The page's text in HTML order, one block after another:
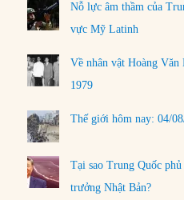
Nỗ lực âm thầm của
vực Mỹ Latinh
Về nhân vật Hoàng Văn
1979
Thế giới hôm nay: 04/
Tại sao Trung Quốc
trưởng Nhật Bản?